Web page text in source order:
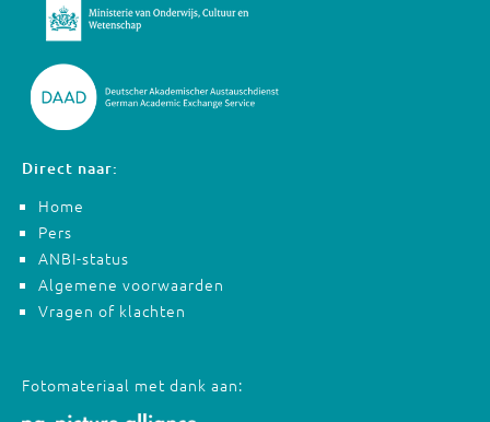
Direct naar:
Home
Pers
ANBI-status
Algemene voorwaarden
Vragen of klachten
Fotomateriaal met dank aan: